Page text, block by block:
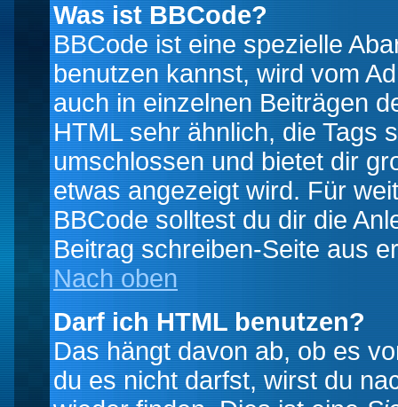
Was ist BBCode?
BBCode ist eine spezielle
benutzen kannst, wird vom
auch in einzelnen Beiträgen
HTML sehr ähnlich, die Tags
umschlossen und bietet dir
etwas angezeigt wird. Für
BBCode solltest du dir die
Beitrag schreiben-Seite aus
Nach oben
Darf ich HTML benutzen?
Das hängt davon ab, ob es
du es nicht darfst, wirst du